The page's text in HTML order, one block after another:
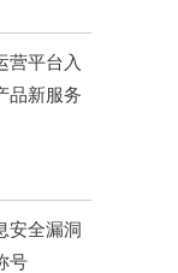
营平台入
品新服务
安全漏洞
号